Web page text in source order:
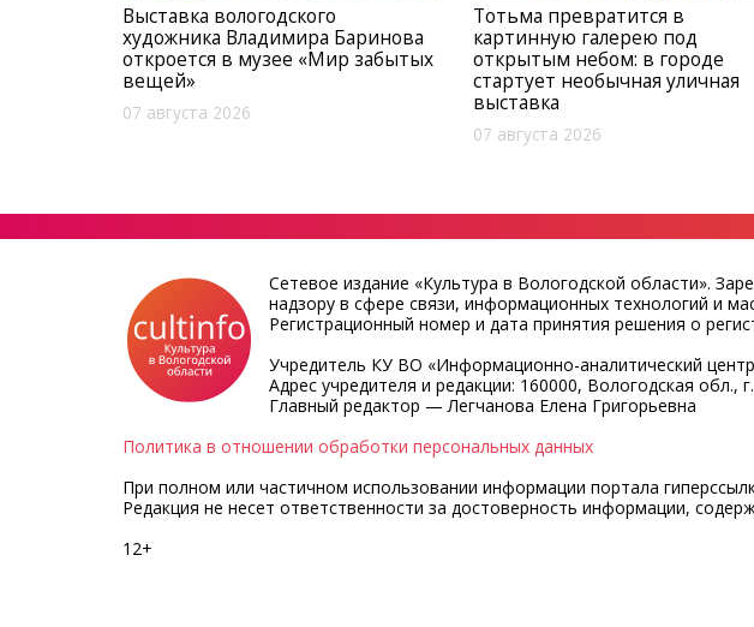
Выставка вологодского
художника Владимира Баринова
откроется в музее «Мир забытых
вещей»
07 августа 2026
Тотьма превратится в
картинную галерею под
открытым небом: в городе
стартует необычная уличная
выставка
07 августа 2026
Сетевое издание «Культура в Вологодской области».
надзору в сфере связи, информационных технологий и
Регистрационный номер и дата принятия решения о
Учредитель КУ ВО «Информационно-аналитический
Адрес учредителя и редакции: 160000, Вологодская обл.,
Главный редактор — Легчанова Елена Григорьевна
Политика в отношении обработки персональных данных
При полном или частичном использовании информации портала
Редакция не несет ответственности за достоверность информации,
12+